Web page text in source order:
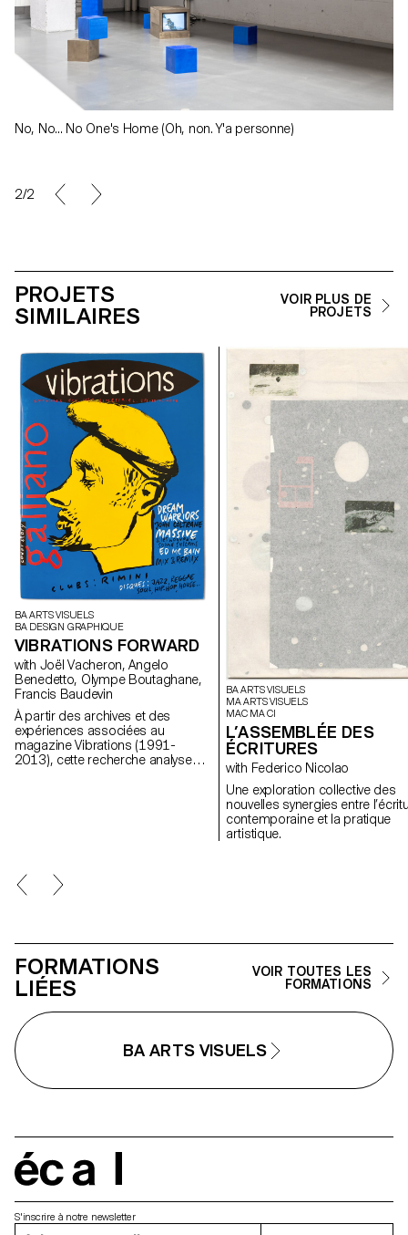
No, No... No One's Home (Oh, non. Y'a personne)
2/2
PROJETS
SIMILAIRES
VOIR PLUS DE
PROJETS
BA ARTS VISUELS
BA DESIGN GRAPHIQUE
VIBRATIONS FORWARD
with Joël Vacheron, Angelo
Benedetto, Olympe Boutaghane,
Francis Baudevin
À partir des archives et des
expériences associées au
magazine Vibrations (1991-
2013), cette recherche analyse
BA ARTS VISUELS
MA ARTS VISUELS
MAC MA CI
L’ASSEMBLÉE DES
ÉCRITURES
with Federico Nicolao
Une exploration collective des
nouvelles synergies entre
contemporaine et la pratique
artistique.
FORMATIONS
LIÉES
VOIR TOUTES LES
FORMATIONS
BA ARTS VISUELS
S'inscrire à notre newsletter